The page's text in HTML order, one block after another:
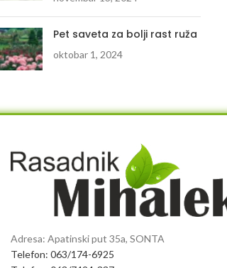
Pet saveta za bolji rast ruža
oktobar 1, 2024
Adresa: Apatinski put 35a, SONTA
Telefon: 063/174-6925